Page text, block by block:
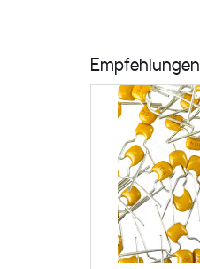
Empfehlungen